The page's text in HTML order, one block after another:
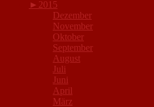
► 2015
Dezember
November
Oktober
September
August
Juli
Juni
April
März